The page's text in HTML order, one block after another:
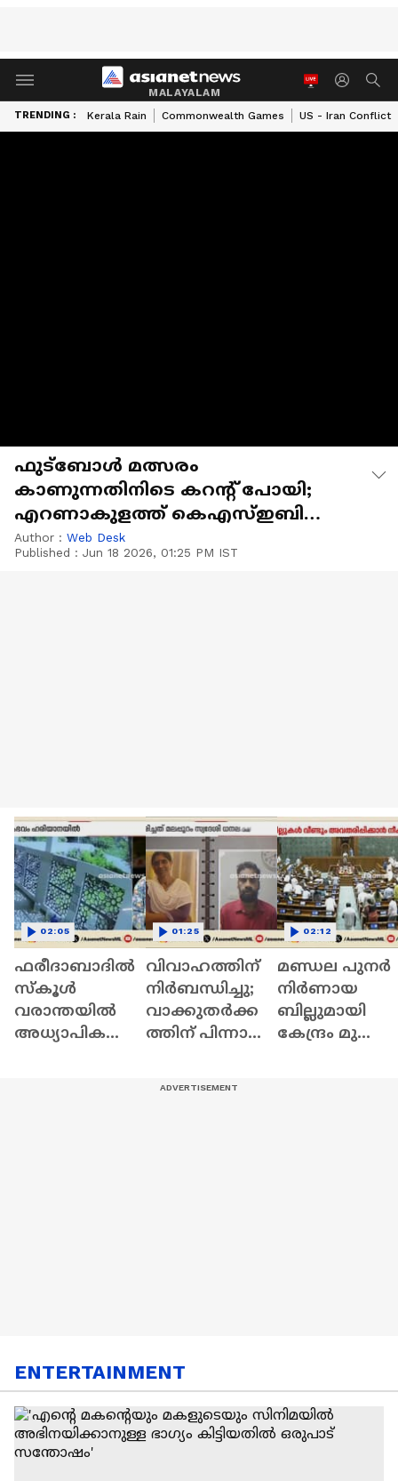
MALAYALAM
TRENDING : Kerala Rain Commonwealth Games US - Iran Conflict
ഫുട്ബോൾ മത്സരം
കാണുന്നതിനിടെ കറൻ്റ് പോയി;
എറണാകുളത്ത് കെഎസ്ഇബി
ഓഫീസിൽ യുവാക്കളുടെ
പ്രതിഷേധം
Author : Web Desk
Published : Jun 18 2026, 01:25 PM IST
ഫരീദാബാദില്‍
സ്‌കൂള്‍
വരാന്തയില്‍
അധ്യാപികയെ
02:05
വിവാഹത്തിന്
നിർബന്ധിച്ചു;
വാക്കുതർക്ക
ത്തിന് പിന്നാലെ
01:25
മണ്ഡല പുനർ
നിർണായ
ബില്ലുമായി
കേന്ദ്രം
02:12
ENTERTAINMENT